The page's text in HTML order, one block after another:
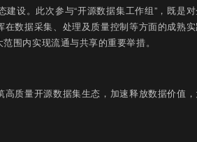
设。此次参与“开源数据集工作组”，既是对
数据采集、处理及质量控制等方面的成熟
围内实现流通与共享的重要举措。
质量开源数据集生态，加速释放数据价值，